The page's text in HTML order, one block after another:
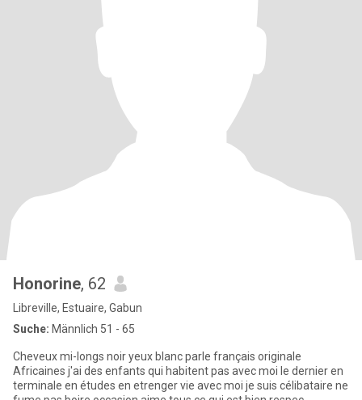
Honorine, 62
Libreville, Estuaire, Gabun
Suche: Männlich 51 - 65
Cheveux mi-longs noir yeux blanc parle français originale
Africaines j'ai des enfants qui habitent pas avec moi le dernier en
terminale en études en etrenger vie avec moi je suis célibataire ne